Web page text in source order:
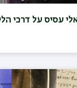
עסיס על דרכי